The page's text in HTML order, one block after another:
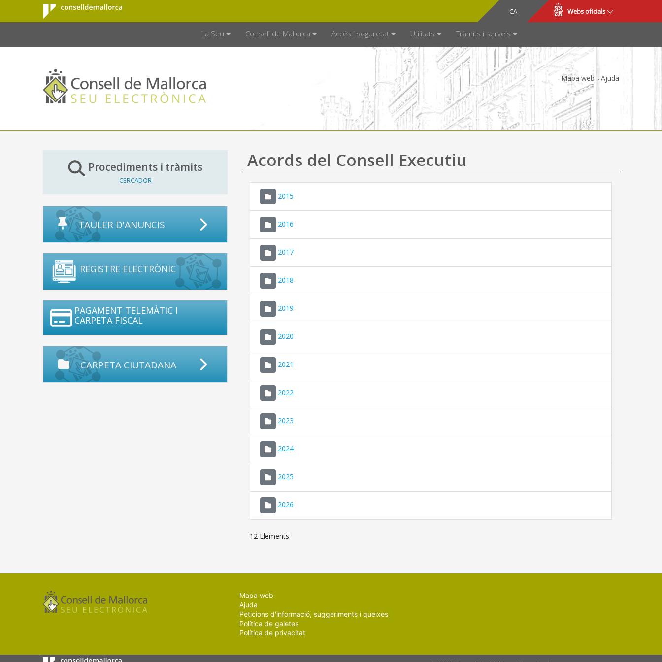
Salta al contingut principal
Consell de
Mallorca
CA
ES Webs oficials
La Seu Consell de Mallorca Accés i seguretat Utilitats Tràmits i serveis
Mapa web Ajuda
Procediments i tràmits
CERCADOR
TAULER D'ANUNCIS
REGISTRE ELECTRÒNIC
PAGAMENT TELEMÀTIC I
CARPETA FISCAL
CARPETA CIUTADANA
Acords del Consell Executiu
2015
2016
2017
2018
2019
2020
2021
2022
2023
2024
2025
2026
12 Elements
Mapa web
Ajuda
Peticions d'informació, suggeriments i queixes
Política de galetes
Política de privacitat